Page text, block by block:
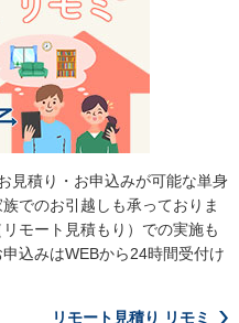
見積り・お申込みが可能な単身
でのお引越しも承っておりま
モート見積もり）での実施も
込みはWEBから24時間受付け
リモート見積り リモミ